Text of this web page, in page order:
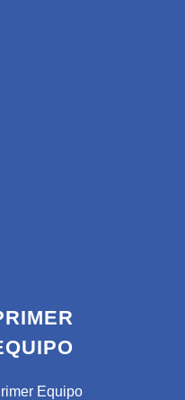
Equipo